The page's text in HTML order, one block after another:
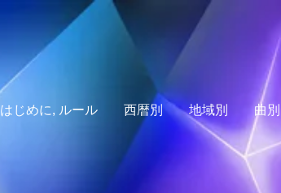
はじめに, ルール 西暦別 地域別 曲別